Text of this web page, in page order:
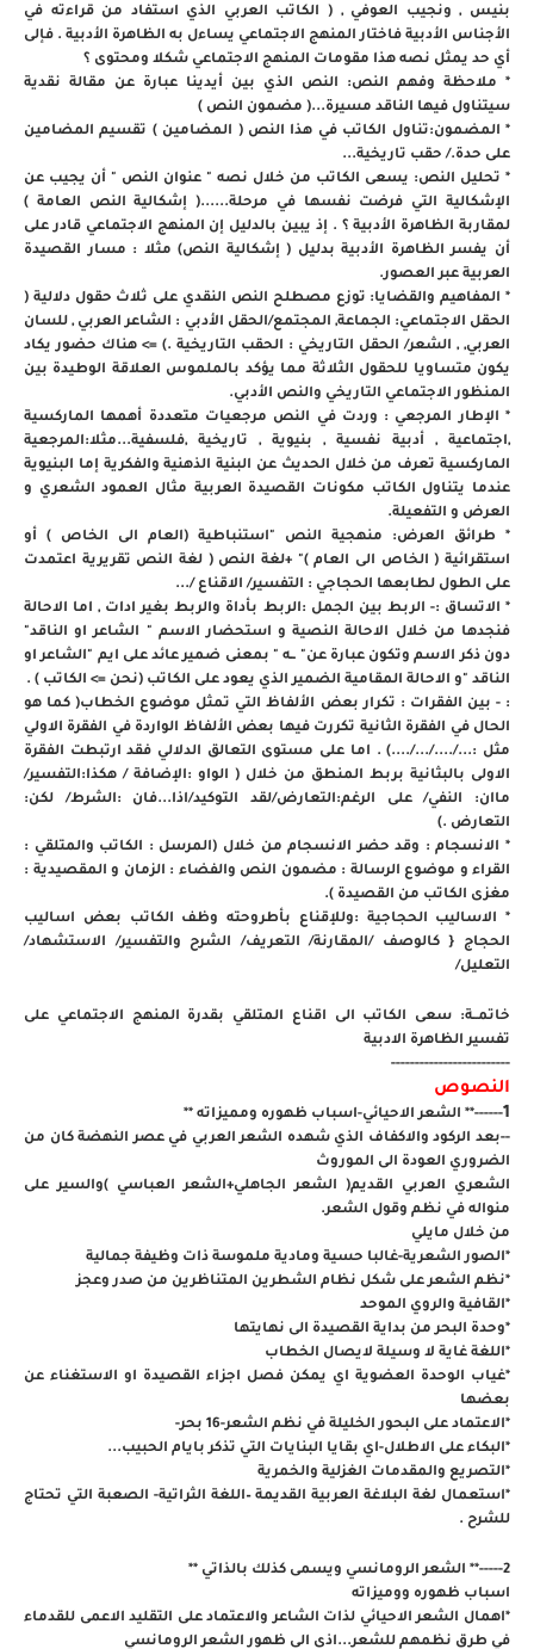
بنيس , ونجيب العوفي , ( الكاتب العربي الذي استفاد من قراءته في
الأجناس الأدبية فاختار المنهج الاجتماعي يساءل به الظاهرة الأدبية . فإلى
أي حد يمثل نصه هذا مقومات المنهج الاجتماعي شكلا ومحتوى ؟
* ملاحظة وفهم النص: النص الذي بين أيدينا عبارة عن مقالة نقدية
سيتناول فيها الناقد مسيرة...( مضمون النص )
* المضمون:تناول الكاتب في هذا النص ( المضامين ) تقسيم المضامين
على حدة./ حقب تاريخية...
* تحليل النص: يسعى الكاتب من خلال نصه " عنوان النص " أن يجيب عن
الإشكالية التي فرضت نفسها في مرحلة......( إشكالية النص العامة )
لمقاربة الظاهرة الأدبية ؟ . إذ يبين بالدليل إن المنهج الاجتماعي قادر على
أن يفسر الظاهرة الأدبية بدليل ( إشكالية النص) مثلا : مسار القصيدة
العربية عبر العصور.
* المفاهيم والقضايا: توزع مصطلح النص النقدي على ثلاث حقول دلالية (
الحقل الاجتماعي: الجماعة, المجتمع/الحقل الأدبي : الشاعر العربي , للسان
العربي, , الشعر/ الحقل التاريخي : الحقب التاريخية .) => هناك حضور يكاد
يكون متساويا للحقول الثلاثة مما يؤكد بالملموس العلاقة الوطيدة بين
المنظور الاجتماعي التاريخي والنص الأدبي.
* الإطار المرجعي : وردت في النص مرجعيات متعددة أهمها الماركسية
,اجتماعية , أدبية نفسية , بنيوية , تاريخية ,فلسفية...مثلا:المرجعية
الماركسية تعرف من خلال الحديث عن البنية الذهنية والفكرية إما البنيوية
عندما يتناول الكاتب مكونات القصيدة العربية مثال العمود الشعري و
العرض و التفعيلة.
* طرائق العرض: منهجية النص "استنباطية (العام الى الخاص ) أو
استقرائية ( الخاص الى العام )" +لغة النص ( لغة النص تقريرية اعتمدت
على الطول لطابعها الحجاجي : التفسير/ الاقناع /...
* الاتساق :- الربط بين الجمل :الربط بأداة والربط بغير ادات , اما الاحالة
فنجدها من خلال الاحالة النصية و استحضار الاسم " الشاعر او الناقد"
دون ذكر الاسم وتكون عبارة عن" ــه " بمعنى ضمير عائد على ايم "الشاعر او
الناقد "و الاحالة المقامية الضمير الذي يعود على الكاتب (نحن => الكاتب ) .
: - بين الفقرات : تكرار بعض الألفاظ التي تمثل موضوع الخطاب( كما هو
الحال في الفقرة الثانية تكررت فيها بعض الألفاظ الواردة في الفقرة الاولي
مثل :.../..../.../....) . اما على مستوى التعالق الدلالي فقد ارتبطت الفقرة
الاولى بالبثانية بربط المنطق من خلال ( الواو :الإضافة / هكذا:التفسير/
ماان: النفي/ على الرغم:التعارض/لقد التوكيد/اذا...فان :الشرط/ لكن:
التعارض .)
* الانسجام : وقد حضر الانسجام من خلال (المرسل : الكاتب والمتلقي :
القراء و موضوع الرسالة : مضمون النص والفضاء : الزمان و المقصيدية :
مغزى الكاتب من القصيدة ).
* الاساليب الحجاجية :وللإقناع بأطروحته وظف الكاتب بعض اساليب
الحجاج { كالوصف /المقارنة/ التعريف/ الشرح والتفسير/ الاستشهاد/
التعليل/
خاتمــة: سعى الكاتب الى اقناع المتلقي بقدرة المنهج الاجتماعي على
تفسير الظاهرة الادبية
-------------------------
النصوص
1------** الشعر الاحيائي-اسباب ظهوره ومميزاته **
--بعد الركود والاكفاف الذي شهده الشعر العربي في عصر النهضة كان من
الضروري العودة الى الموروث
الشعري العربي القديم( الشعر الجاهلي+الشعر العباسي )والسير على
منواله في نظم وقول الشعر.
من خلال مايلي
*الصور الشعرية-غالبا حسية ومادية ملموسة ذات وظيفة جمالية
*نظم الشعر على شكل نظام الشطرين المتناظرين من صدر وعجز
*القافية والروي الموحد
*وحدة البحر من بداية القصيدة الى نهايتها
*اللغة غاية لا وسيلة لايصال الخطاب
*غياب الوحدة العضوية اي يمكن فصل اجزاء القصيدة او الاستغناء عن
بعضها
*الاعتماد على البحور الخليلة في نظم الشعر-16 بحر-
*البكاء على الاطلال-اي بقايا البنايات التي تذكر بايام الحبيب...
*التصريع والمقدمات الغزلية والخمرية
*استعمال لغة البلاغة العربية القديمة –اللغة الثراتية- الصعبة التي تحتاج
للشرح .
2-----** الشعر الرومانسي ويسمى كذلك بالذاتي **
اسباب ظهوره ووميزاته
*اهمال الشعر الاحيائي لذات الشاعر والاعتماد على التقليد الاعمى للقدماء
في طرق نظمهم للشعر...اذى الى ظهور الشعر الرومانسي